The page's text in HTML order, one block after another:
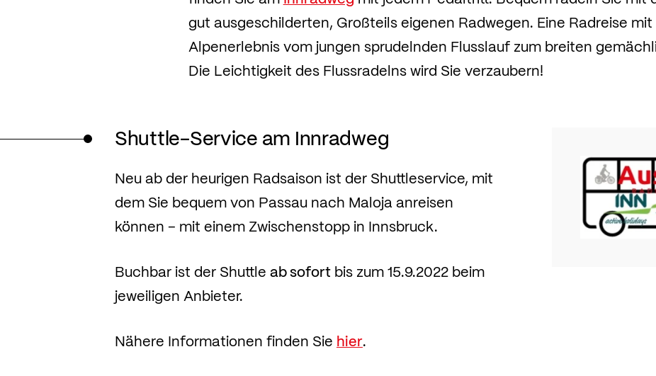
gut ausgeschilderten, Großteils eigenen Radwegen. Eine Radreise
Alpenerlebnis vom jungen sprudelnden Flusslauf zum breiten
Die Leichtigkeit des Flussradelns wird Sie verzaubern!
Shuttle-Service am Innradweg
Neu ab der heurigen Radsaison ist der Shuttleservice, mit
dem Sie bequem von Passau nach Maloja anreisen
können – mit einem Zwischenstopp in Innsbruck.
Buchbar ist der Shuttleab sofortbis zum 15.9.2022 beim
jeweiligen Anbieter.
Nähere Informationen finden Sie hier.